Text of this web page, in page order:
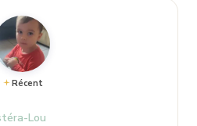
Récent
Lou